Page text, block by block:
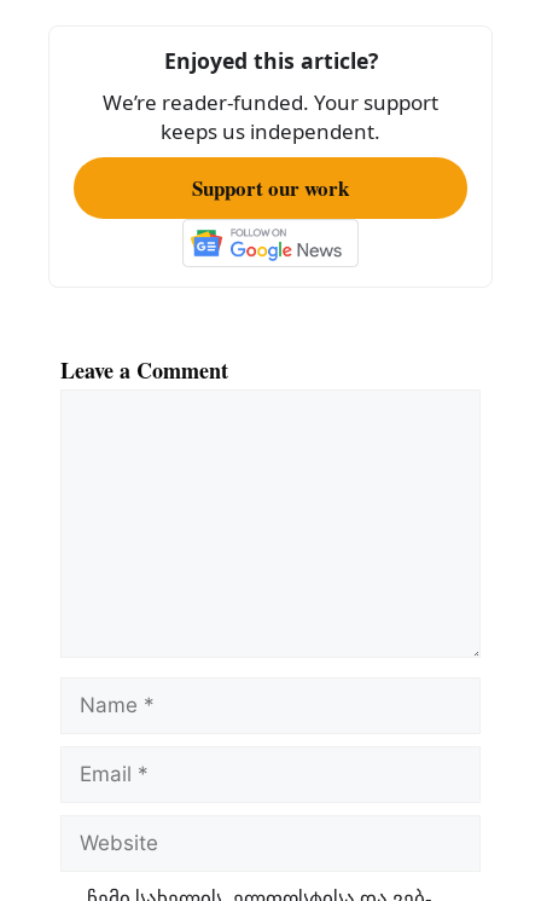
o
o
k
Enjoyed this article?
We’re reader-funded. Your support
keeps us independent.
Support our work
Leave a Comment
Name
Email
Website